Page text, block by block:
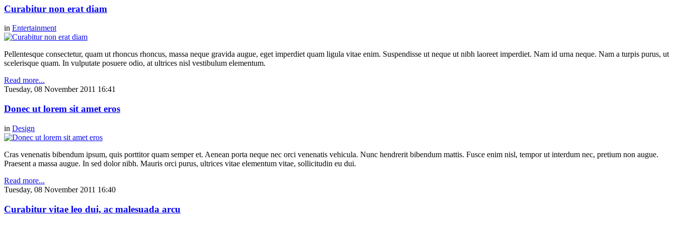
Curabitur non erat diam
in Entertainment
Pellentesque consectetur, quam ut rhoncus rhoncus, massa neque gravida augue, eget imperdiet quam ligula vitae enim. Suspendisse ut neque ut nibh laoreet imperdiet. Nam id urna neque. Nam a turpis purus, ut
scelerisque quam. In vulputate posuere odio, at ultrices nisl vestibulum elementum.
Read more...
Tuesday, 08 November 2011 16:41
Donec ut lorem sit amet eros
in Design
Cras venenatis bibendum ipsum, quis porttitor quam semper et. Aenean porta neque nec orci venenatis vehicula. Nunc hendrerit bibendum mattis. Fusce enim nisl, tempor ut interdum nec, pretium non augue.
Praesent a massa augue. In sed dolor nibh. Mauris orci purus, ultrices vitae elementum vitae, sollicitudin eu dui.
Read more...
Tuesday, 08 November 2011 16:40
Curabitur vitae leo dui, ac malesuada arcu